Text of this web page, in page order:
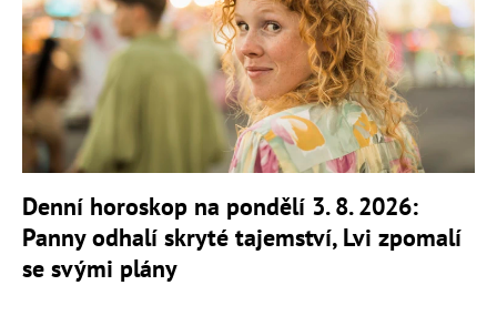
Denní horoskop na pondělí 3. 8. 2026:
Panny odhalí skryté tajemství, Lvi zpomalí
se svými plány